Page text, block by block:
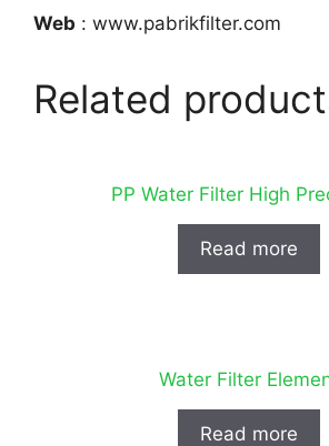
Web : www.pabrikfilter.com
Related
PP Water Filter High
Read more
Water Filter
Read more